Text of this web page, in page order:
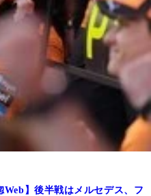
Web】後半戦はメルセデス、フ